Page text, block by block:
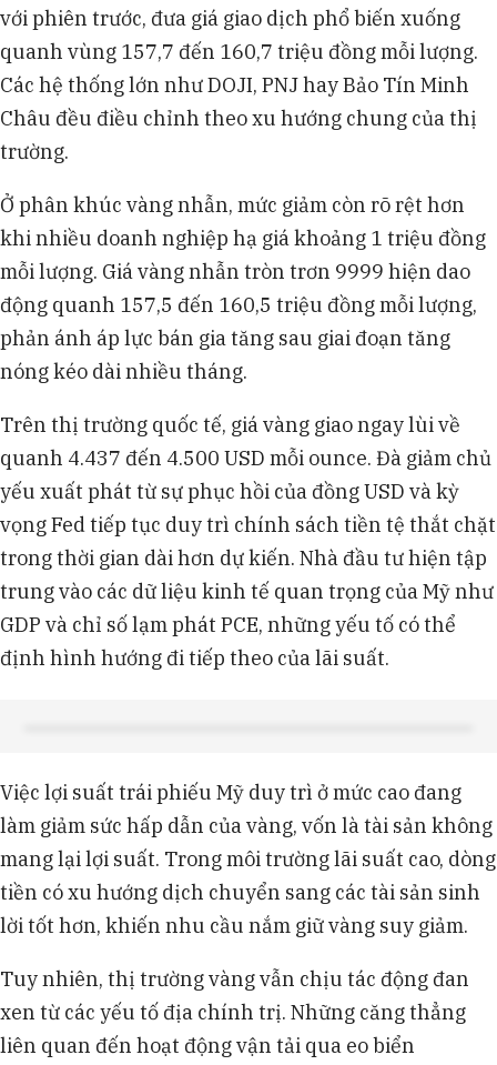
với phiên trước, đưa giá giao dịch phổ biến xuống
quanh vùng 157,7 đến 160,7 triệu đồng mỗi lượng.
Các hệ thống lớn như DOJI, PNJ hay Bảo Tín Minh
Châu đều điều chỉnh theo xu hướng chung của thị
trường.
Ở phân khúc vàng nhẫn, mức giảm còn rõ rệt hơn
khi nhiều doanh nghiệp hạ giá khoảng 1 triệu đồng
mỗi lượng. Giá vàng nhẫn tròn trơn 9999 hiện dao
động quanh 157,5 đến 160,5 triệu đồng mỗi lượng,
phản ánh áp lực bán gia tăng sau giai đoạn tăng
nóng kéo dài nhiều tháng.
Trên thị trường quốc tế, giá vàng giao ngay lùi về
quanh 4.437 đến 4.500 USD mỗi ounce. Đà giảm chủ
yếu xuất phát từ sự phục hồi của đồng USD và kỳ
vọng Fed tiếp tục duy trì chính sách tiền tệ thắt chặt
trong thời gian dài hơn dự kiến. Nhà đầu tư hiện tập
trung vào các dữ liệu kinh tế quan trọng của Mỹ như
GDP và chỉ số lạm phát PCE, những yếu tố có thể
định hình hướng đi tiếp theo của lãi suất.
Việc lợi suất trái phiếu Mỹ duy trì ở mức cao đang
làm giảm sức hấp dẫn của vàng, vốn là tài sản không
mang lại lợi suất. Trong môi trường lãi suất cao, dòng
tiền có xu hướng dịch chuyển sang các tài sản sinh
lời tốt hơn, khiến nhu cầu nắm giữ vàng suy giảm.
Tuy nhiên, thị trường vàng vẫn chịu tác động đan
xen từ các yếu tố địa chính trị. Những căng thẳng
liên quan đến hoạt động vận tải qua eo biển